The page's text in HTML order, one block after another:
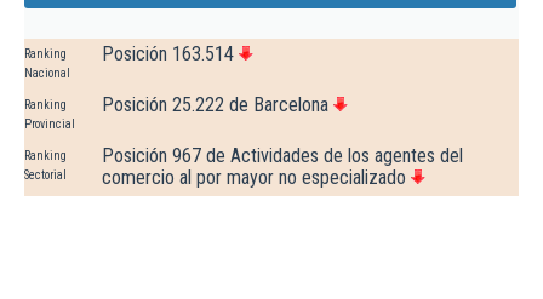
Ranking
Nacional
Posición 163.514
Ranking
Provincial
Posición 25.222 de Barcelona
Ranking
Sectorial
Posición 967 de Actividades de los agentes del
comercio al por mayor no especializado